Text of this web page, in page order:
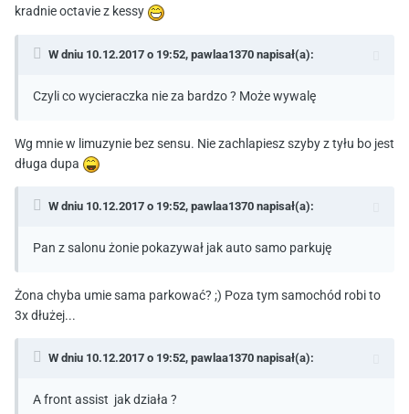
kradnie octavie z kessy
W dniu 10.12.2017 o 19:52, pawlaa1370 napisał(a):
Czyli co wycieraczka nie za bardzo ? Może wywalę
Wg mnie w limuzynie bez sensu. Nie zachlapiesz szyby z tyłu bo jest
długa dupa
W dniu 10.12.2017 o 19:52, pawlaa1370 napisał(a):
Pan z salonu żonie pokazywał jak auto samo parkuję
Żona chyba umie sama parkować? ;) Poza tym samochód robi to
3x dłużej...
W dniu 10.12.2017 o 19:52, pawlaa1370 napisał(a):
A front assist jak działa ?